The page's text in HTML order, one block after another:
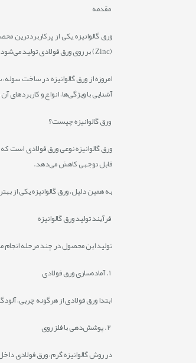
مقدمه
ورق گالوانیزه یکی از
(Zinc) بر روی ورق فولادی تولید می‌شود و می‌تواند سال‌ها در برابر رطوبت، بارندگی و شرایط محیطی نامساعد دوام بیاورد.
امروزه از ورق گالوانیزه در ساخت
آشنایی با ویژگی‌ها، انواع و
ورق گالوانیزه چیست؟
ورق گالوانیزه نوعی ورق فولادی است
قابل توجهی کاهش می‌دهد.
به همین دلیل، ورق گالوانیزه یکی از
فرآیند تولید ورق گالوانیزه
تولید این محصول در چند مرحله
ابتدا ورق فولادی از هرگونه چربی،
در روش گالوانیزه گرم، ورق فولادی داخل حوضچه روی مذاب با دمای حدود ۴۵۰ درجه سانتی‌گراد